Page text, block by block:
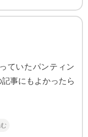
ていたパンティン
事にもよかったら